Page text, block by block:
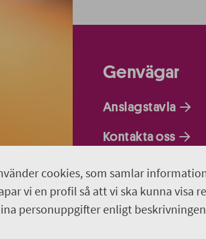
cookies, som samlar
vi en profil så att vi ska kunna
personuppgifter enligt
Genvägar
Anslagstavla
Kontakta oss
Om webbplatsen
Så behandlar vi